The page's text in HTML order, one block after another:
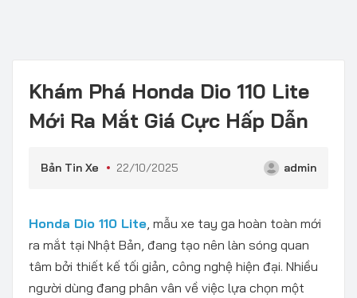
Khám Phá Honda Dio 110 Lite
Mới Ra Mắt Giá Cực Hấp Dẫn
Bản Tin Xe 22/10/2025 admin
Honda Dio 110 Lite, mẫu xe tay ga hoàn toàn mới
ra mắt tại Nhật Bản, đang tạo nên làn sóng quan
tâm bởi thiết kế tối giản, công nghệ hiện đại. Nhiều
người dùng đang phân vân về việc lựa chọn một